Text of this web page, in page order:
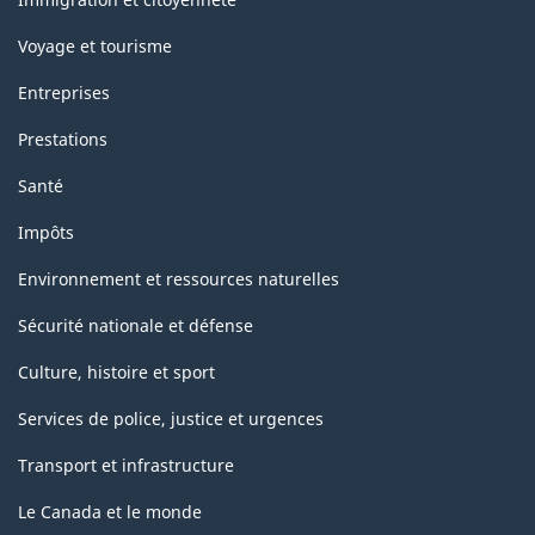
Voyage et tourisme
Entreprises
Prestations
Santé
Impôts
Environnement et ressources naturelles
Sécurité nationale et défense
Culture, histoire et sport
Services de police, justice et urgences
Transport et infrastructure
Le Canada et le monde